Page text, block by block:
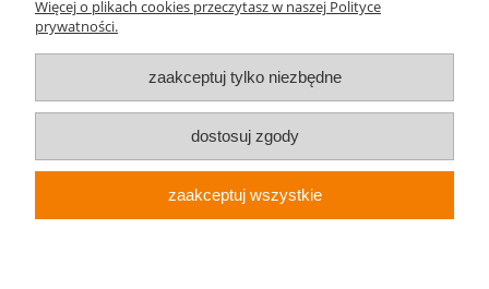
Więcej o plikach cookies przeczytasz w naszej Polityce
prywatności.
zaakceptuj tylko niezbędne
dostosuj zgody
zaakceptuj wszystkie